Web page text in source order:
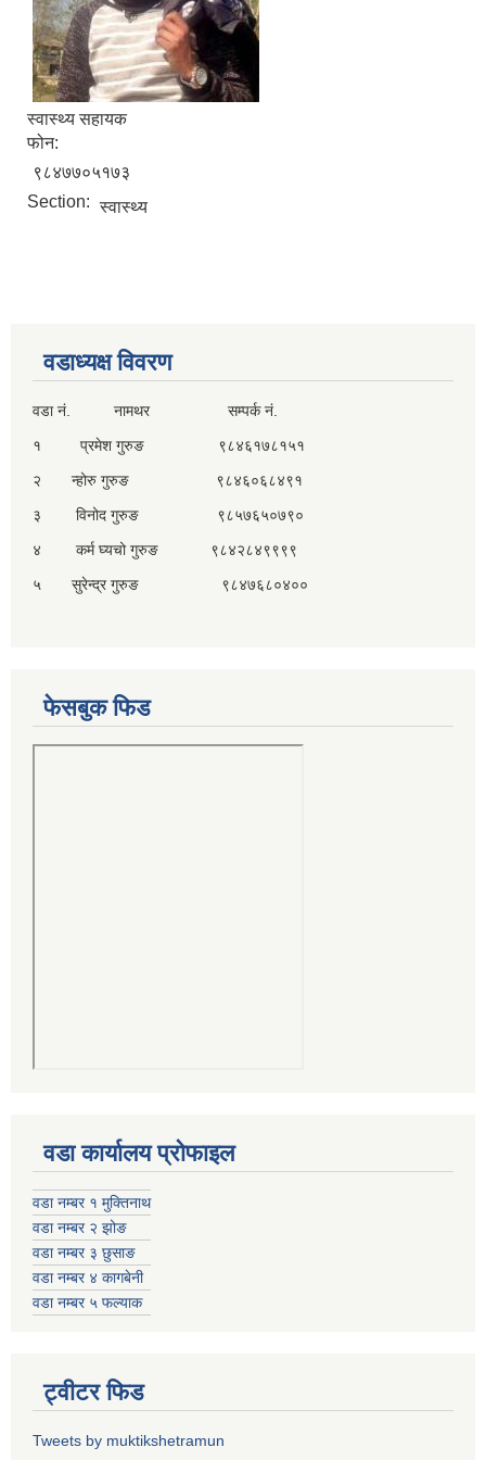
स्वास्थ्य सहायक
फोन:
९८४७७०५१७३
Section: स्वास्थ्य
वडाध्यक्ष विवरण
वडा नं. नामथर सम्पर्क नं.
१ प्रमेश गुरुङ ९८४६१७८१५१
२ न्होरु गुरुङ ९८४६०६८४९१
३ विनोद गुरुङ ९८५७६५०७९०
४ कर्म घ्यचो गुरुङ ९८४२८४९९९९
५ सुरेन्द्र गुरुङ ९८४७६८०४००
फेसबुक फिड
वडा कार्यालय प्रोफाइल
वडा नम्बर १ मुक्तिनाथ
वडा नम्बर २ झोङ
वडा नम्बर ३ छुसाङ
वडा नम्बर ४ कागबेनी
वडा नम्बर ५ फल्याक
ट्वीटर फिड
Tweets by muktikshetramun